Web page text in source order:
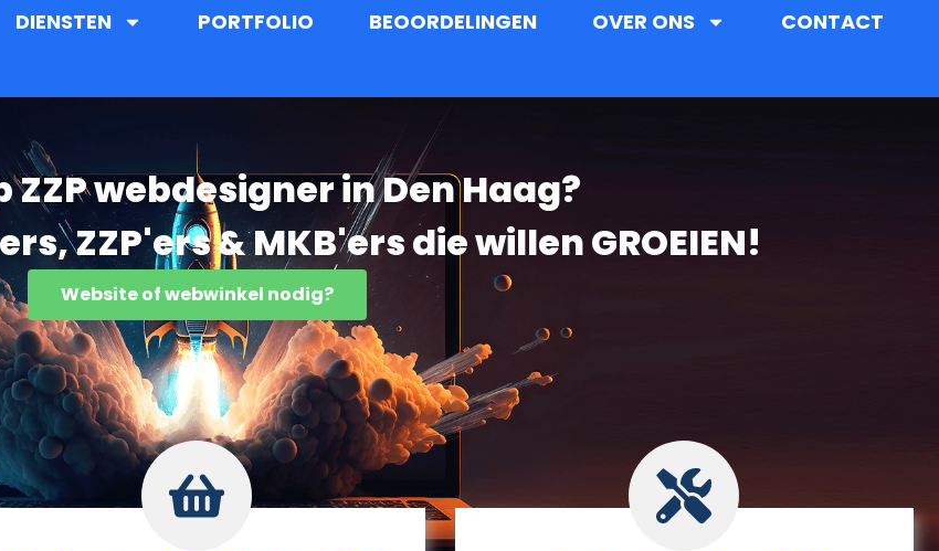
DIENSTEN PORTFOLIO BEOORDELINGEN OVER ONS CONTACT
ZZP webdesigner in Den Haag?
ZZP'ers & MKB'ers die willen GROEIEN!
Website of webwinkel nodig?